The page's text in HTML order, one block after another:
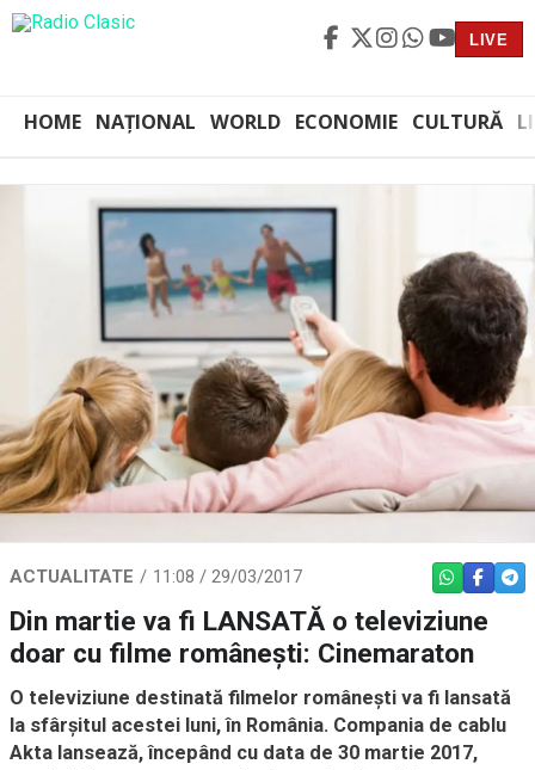
LIVE
HOME NAȚIONAL WORLD ECONOMIE CULTURĂ
ACTUALITATE 11:08 / 29/03/2017 WHATSAPP
Din martie va fi LANSATĂ o televiziune
doar cu filme româneşti: Cinemaraton
O televiziune destinată filmelor româneşti va fi lansată
la sfârşitul acestei luni, în România. Compania de cablu
Akta lansează, începând cu data de 30 martie 2017,